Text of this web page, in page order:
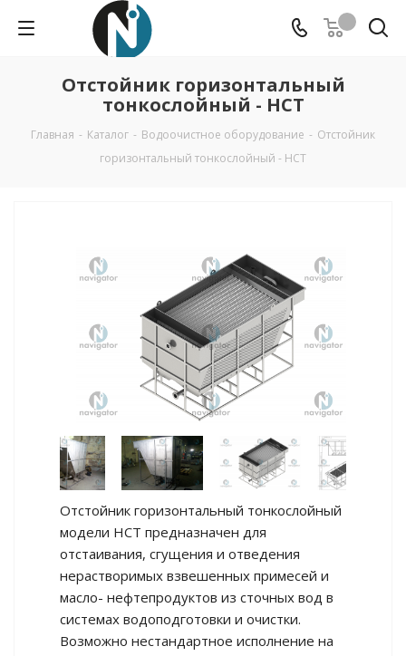
Отстойник горизонтальный
тонкослойный - НСТ
Главная - Каталог - Водоочистное оборудование - Отстойник
горизонтальный тонкослойный - НСТ
Отстойник горизонтальный тонкослойный
модели НСТ предназначен для
отстаивания, сгущения и отведения
нерастворимых взвешенных примесей и
масло- нефтепродуктов из сточных вод в
системах водоподготовки и очистки.
Возможно нестандартное исполнение на